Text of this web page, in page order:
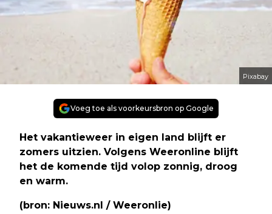
Pixabay
Voeg toe als voorkeursbron op Google
Het vakantieweer in eigen land blijft er
zomers uitzien. Volgens Weeronline blijft
het de komende tijd volop zonnig, droog
en warm.
(bron: Nieuws.nl / Weeronlie)